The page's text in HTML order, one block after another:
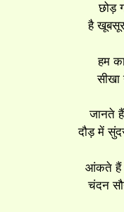
छोड़
है
हम
सीखा
जानते
दौड़ में
आंकते हैं
चंदन